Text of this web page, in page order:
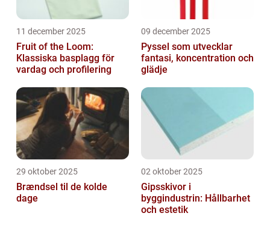
11 december 2025
Fruit of the Loom:
Klassiska basplagg för
vardag och profilering
09 december 2025
Pyssel som utvecklar
fantasi, koncentration och
glädje
29 oktober 2025
Brændsel til de kolde
dage
02 oktober 2025
Gipsskivor i
byggindustrin: Hållbarhet
och estetik